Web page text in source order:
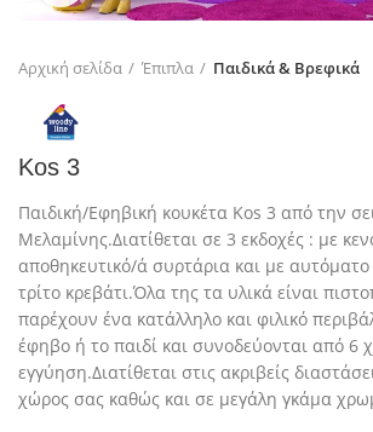
Αρχική σελίδα Έπιπλα Παιδικά & Βρεφικά
Kos 3
Παιδική/Εφηβική κουκέτα Kos 3 από την
Μελαμίνης.Διατίθεται σε 3 εκδοχές : με
αποθηκευτικό/ά συρτάρια και με
τρίτο κρεβάτι.Όλα της τα υλικά είναι
παρέχουν ένα κατάλληλο και φιλικό
έφηβο ή το παιδί και συνοδεύονται από 6
εγγύηση.Διατίθεται στις ακριβείς
χώρος σας καθώς και σε μεγάλη γκάμα